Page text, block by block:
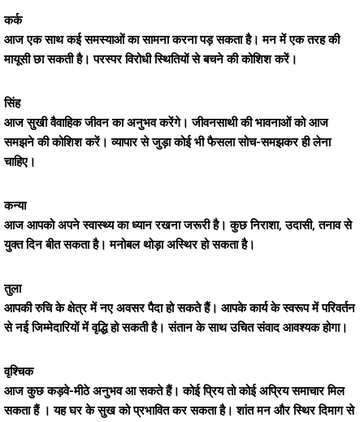
कर्क
आज एक साथ कई समस्याओं का सामना करना पड़ सकता है। मन में एक तरह की
मायूसी छा सकती है। परस्पर विरोधी स्थितियों से बचने की कोशिश करें।
सिंह
आज सुखी वैवाहिक जीवन का अनुभव करेंगे। जीवनसाथी की भावनाओं को आज
समझने की कोशिश करें। व्यापार से जुड़ा कोई भी फैसला सोच-समझकर ही लेना
चाहिए।
कन्या
आज आपको अपने स्वास्थ्य का ध्यान रखना जरूरी है। कुछ निराशा, उदासी, तनाव से
युक्त दिन बीत सकता है। मनोबल थोड़ा अस्थिर हो सकता है।
तुला
आपकी रुचि के क्षेत्र में नए अवसर पैदा हो सकते हैं। आपके कार्य के स्वरूप में परिवर्तन
से नई जिम्मेदारियों में वृद्धि हो सकती है। संतान के साथ उचित संवाद आवश्यक होगा।
वृश्चिक
आज कुछ कड़वे-मीठे अनुभव आ सकते हैं। कोई प्रिय तो कोई अप्रिय समाचार मिल
सकता हैं । यह घर के सुख को प्रभावित कर सकता है। शांत मन और स्थिर दिमाग से